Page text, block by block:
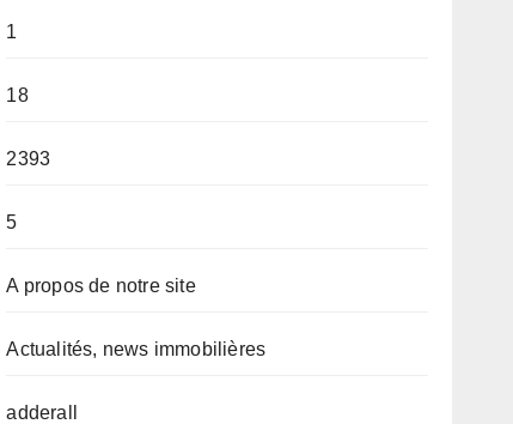
1
18
2393
5
A propos de notre site
Actualités, news immobilières
adderall